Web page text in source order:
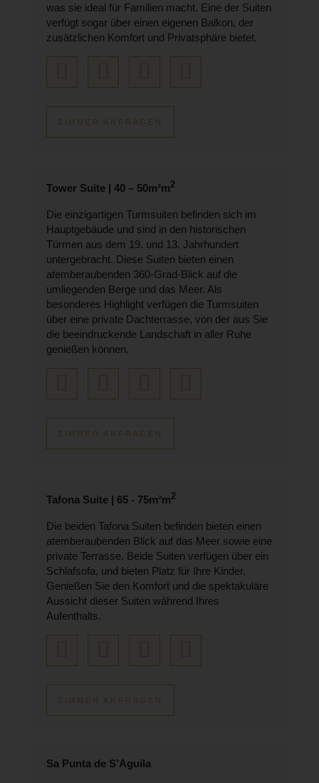
was sie ideal für Familien macht. Eine der Suiten
verfügt sogar über einen eigenen Balkon, der
zusätzlichen Komfort und Privatsphäre bietet.
ZIMMER ANFRAGEN
Tower Suite | 40 – 50m²m2
Die einzigartigen Turmsuiten befinden sich im
Hauptgebäude und sind in den historischen
Türmen aus dem 19. und 13. Jahrhundert
untergebracht. Diese Suiten bieten einen
atemberaubenden 360-Grad-Blick auf die
umliegenden Berge und das Meer. Als
besonderes Highlight verfügen die Turmsuiten
über eine private Dachterrasse, von der aus Sie
die beeindruckende Landschaft in aller Ruhe
genießen können.
ZIMMER ANFRAGEN
Tafona Suite | 65 - 75m²m2
Die beiden Tafona Suiten befinden bieten einen
atemberaubenden Blick auf das Meer sowie eine
private Terrasse. Beide Suiten verfügen über ein
Schlafsofa, und bieten Platz für Ihre Kinder.
Genießen Sie den Komfort und die spektakuläre
Aussicht dieser Suiten während Ihres
Aufenthalts.
ZIMMER ANFRAGEN
Sa Punta de S’Aguila